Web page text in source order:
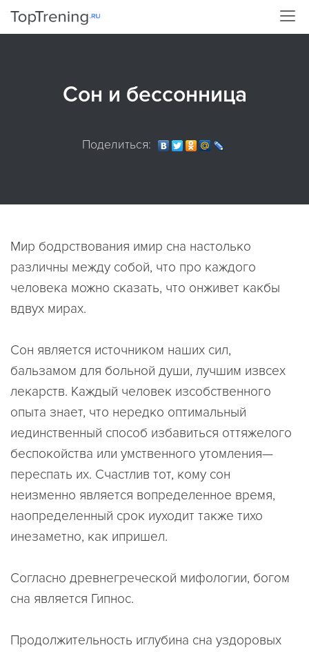
Сон и бессонница
Поделиться:
Мир бодрствования имир сна настолько
различны между собой, что про каждого
человека можно сказать, что онживет какбы
вдвух мирах.
Сон является источником наших сил,
бальзамом для больной души, лучшим извсех
лекарств. Каждый человек изсобственного
опыта знает, что нередко оптимальный
иединственный способ избавиться оттяжелого
беспокойства или умственного утомления—
переспать их. Счастлив тот, кому сон
неизменно является вопределенное время,
наопределенный срок иуходит также тихо
инезаметно, как ипришел.
Согласно древнегреческой мифологии, богом
сна является Гипнос.
Продолжительность иглубина сна уздоровых